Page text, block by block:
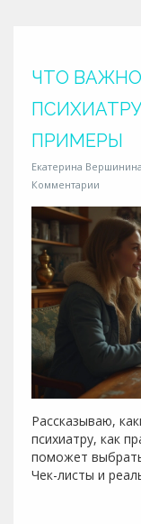
ЧТО
ПРИМЕРЫ
Екатерина Вершинина
Комментарии
Рассказываю,
психиатру, как
поможет
Чек-листы и